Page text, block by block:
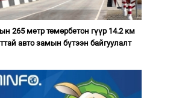
265 метр төмөрбетон гүүр 14.2 км
авто замын бүтээн байгуулалт